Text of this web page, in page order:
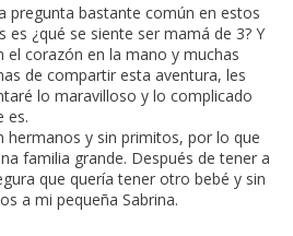
pregunta bastante común en estos
es ¿qué se siente ser mamá de 3? Y
el corazón en la mano y muchas
de compartir esta aventura, les
lo maravilloso y lo complicado
es.
hermanos y sin primitos, por lo que
familia grande. Después de tener a
que quería tener otro bebé y sin
a mi pequeña Sabrina.